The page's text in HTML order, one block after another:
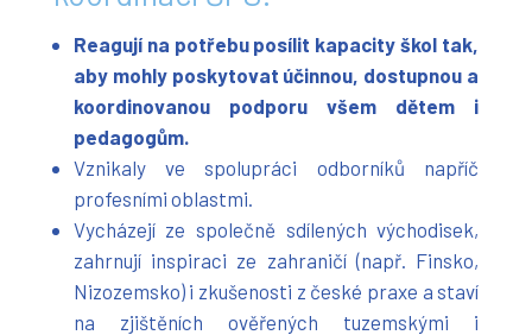
Reagují na potřebu posílit kapacity škol tak,
aby mohly poskytovat účinnou, dostupnou a
koordinovanou podporu všem dětem i
pedagogům.
Vznikaly ve spolupráci odborníků napříč
profesními oblastmi.
Vycházejí ze společně sdílených východisek,
zahrnují inspiraci ze zahraničí (např. Finsko,
Nizozemsko) i zkušenosti z české praxe a staví
na zjištěních ověřených tuzemskými i